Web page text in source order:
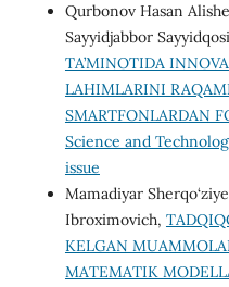
Qurbonov Hasan
Sayyidjabbor
TA’MINOTIDA
LAHIMLARINI
SMARTFONLARDAN
Science and
issue
Mamadiyar
Ibroximovich,
KELGAN
MATEMATIK